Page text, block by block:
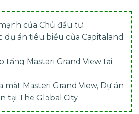
của Chủ đầu tư
dự án tiêu biểu của Capitaland
tầng Masteri Grand View tại
mắt Masteri Grand View, Dự án
tại The Global City